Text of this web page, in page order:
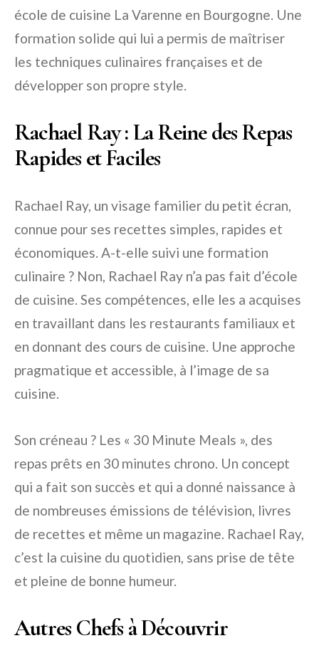
école de cuisine La Varenne en Bourgogne. Une
formation solide qui lui a permis de maîtriser
les techniques culinaires françaises et de
développer son propre style.
Rachael Ray : La Reine des Repas
Rapides et Faciles
Rachael Ray, un visage familier du petit écran,
connue pour ses recettes simples, rapides et
économiques. A-t-elle suivi une formation
culinaire ? Non, Rachael Ray n’a pas fait d’école
de cuisine. Ses compétences, elle les a acquises
en travaillant dans les restaurants familiaux et
en donnant des cours de cuisine. Une approche
pragmatique et accessible, à l’image de sa
cuisine.
Son créneau ? Les « 30 Minute Meals », des
repas prêts en 30 minutes chrono. Un concept
qui a fait son succès et qui a donné naissance à
de nombreuses émissions de télévision, livres
de recettes et même un magazine. Rachael Ray,
c’est la cuisine du quotidien, sans prise de tête
et pleine de bonne humeur.
Autres Chefs à Découvrir